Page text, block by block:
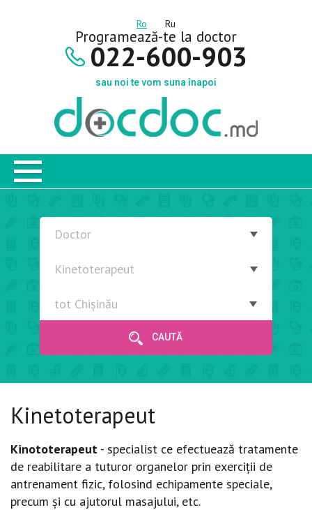
Ro Ru
Programează-te la doctor
022-600-903
sau noi te vom suna înapoi
CAUTĂ
Kinetoterapeut
Kinototerapeut - specialist ce efectuează tratamente
de reabilitare a tuturor organelor prin exerciții de
antrenament fizic, folosind echipamente speciale,
precum și cu ajutorul masajului, etc.